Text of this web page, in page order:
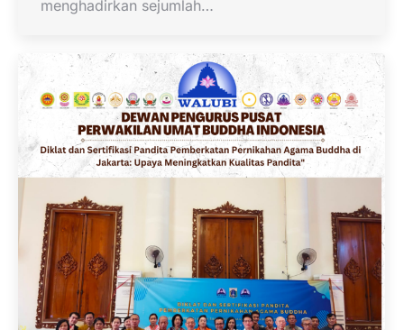
menghadirkan sejumlah…